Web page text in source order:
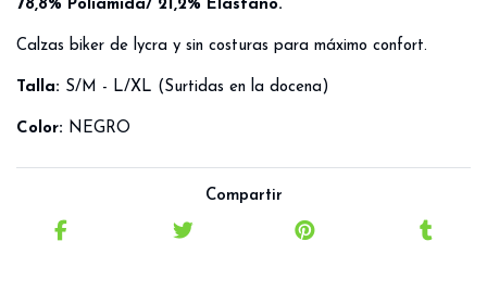
78,8% Poliamida/ 21,2% Elastano.
Calzas biker de lycra y sin costuras para máximo confort.
Talla: S/M - L/XL (Surtidas en la docena)
Color: NEGRO
Compartir